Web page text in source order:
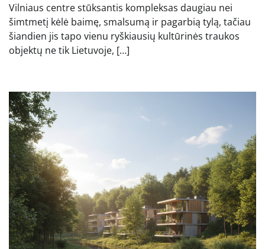
Vilniaus centre stūksantis kompleksas daugiau nei
šimtmetį kėlė baimę, smalsumą ir pagarbią tylą, tačiau
šiandien jis tapo vienu ryškiausių kultūrinės traukos
objektų ne tik Lietuvoje, […]